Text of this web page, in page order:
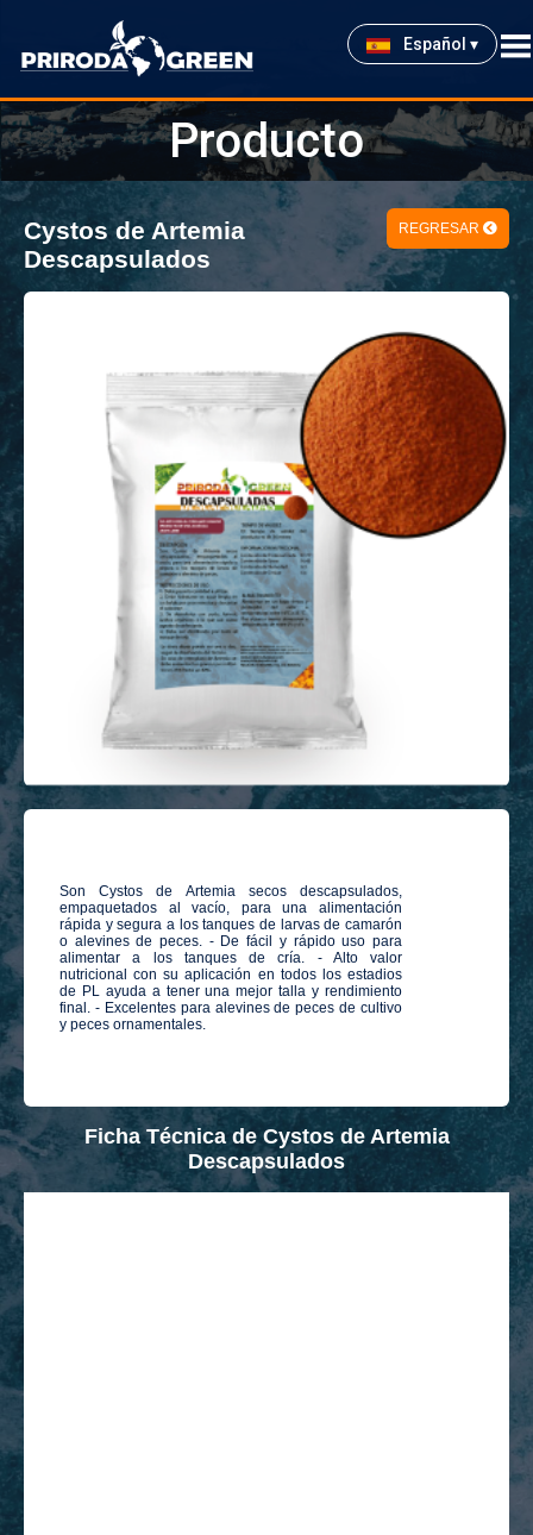
Español ▾
Producto
Cystos de Artemia
Descapsulados
REGRESAR
Son Cystos de Artemia secos descapsulados,
empaquetados al vacío, para una alimentación
rápida y segura a los tanques de larvas de camarón
o alevines de peces. - De fácil y rápido uso para
alimentar a los tanques de cría. - Alto valor
nutricional con su aplicación en todos los estadios
de PL ayuda a tener una mejor talla y rendimiento
final. - Excelentes para alevines de peces de cultivo
y peces ornamentales.
Ficha Técnica de Cystos de Artemia
Descapsulados